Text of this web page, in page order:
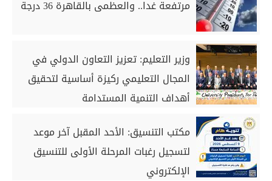
مرتفعة غدا.. والعظمى بالقاهرة 36 درجة
وزير التعليم: تعزيز التعاون الدولي في
المجال التعليمي ركيزة أساسية لتحقيق
أهداف التنمية المستدامة
مكتب التنسيق: الأحد المقبل آخر موعد
لتسجيل رغبات المرحلة الأولى للتنسيق
الإلكتروني